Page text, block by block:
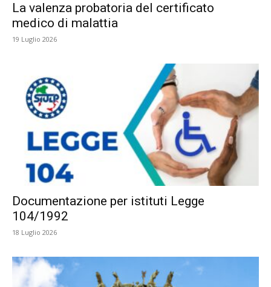
La valenza probatoria del certificato
medico di malattia
19 Luglio 2026
Documentazione per istituti Legge
104/1992
18 Luglio 2026